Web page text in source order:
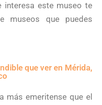
interesa este museo te
museos que puedes
que ver en Mérida,
más emeritense que el